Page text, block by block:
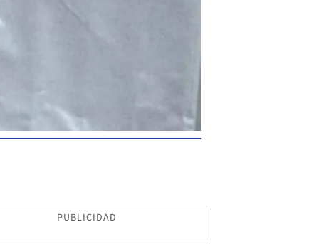
PUBLICIDAD